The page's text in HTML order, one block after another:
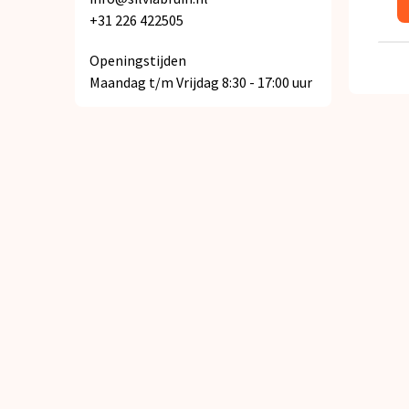
+31 226 422505
Openingstijden
Maandag t/m Vrijdag 8:30 - 17:00 uur